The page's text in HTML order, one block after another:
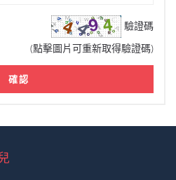
驗證碼
(點擊圖片可重新取得驗證碼)
確認